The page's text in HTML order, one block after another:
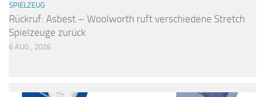
SPIELZEUG
Rückruf: Asbest – Woolworth ruft verschiedene Stretch
Spielzeuge zurück
6 AUG., 2026